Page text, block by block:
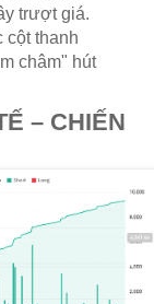
trượt giá.
cột thanh
châm" hút
– CHIẾN